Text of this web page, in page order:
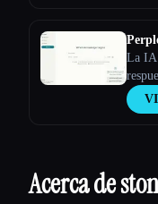
La IA
Acerca de